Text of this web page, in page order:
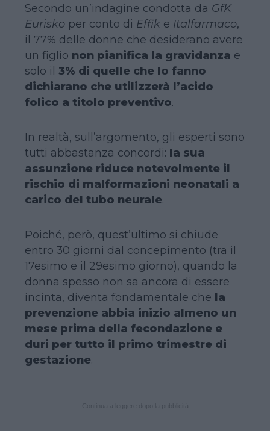
Secondo un’indagine condotta da GfK
Euriskoper conto di Effike Italfarmaco,
il 77% delle donne che desiderano avere
un figlio non pianifica la gravidanza e
solo il 3% di quelle che lo fanno
dichiarano che utilizzerà l’acido
folico a titolo preventivo.
In realtà, sull’argomento, gli esperti sono
tutti abbastanza concordi: la sua
assunzione riduce notevolmente il
rischio di malformazioni neonatali a
carico del tubo neurale.
Poiché, però, quest’ultimo si chiude
entro 30 giorni dal concepimento (tra il
17esimo e il 29esimo giorno), quando la
donna spesso non sa ancora di essere
incinta, diventa fondamentale che la
prevenzione abbia inizio almeno un
mese prima della fecondazione e
duri per tutto il primo trimestre di
gestazione.